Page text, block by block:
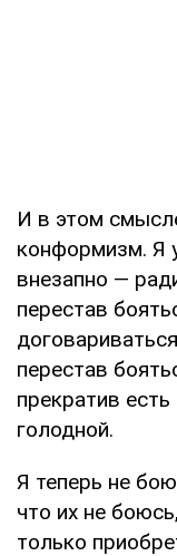
И в этом
конформизм. Я
внезапно —
перестав
перестав
прекратив
голодной.
Я теперь не
что их не
только